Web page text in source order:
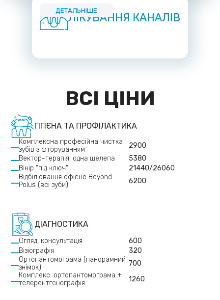
ЛІКУВАННЯ КАНАЛІВ
ДЕТАЛЬНІШЕ
ВСІ ЦІНИ
ГІГІЄНА ТА ПРОФІЛАКТИКА
Комплексна професійна чистка
зубів з фторуванням
2900
Вектор-терапія, одна щелепа
5380
Вінір "під ключ"
21440/26060
Відбілювання офісне Beyond
Polus (всі зуби)
6200
ДІАГНОСТИКА
Огляд, консультація
600
Візіографія
320
Ортопантомограма (панорамний
знімок)
700
Комплекс: ортопантомограма +
телерентгенографія
1260